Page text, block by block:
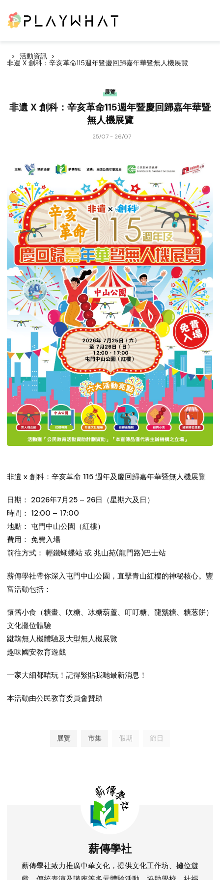
活動資訊
非遺 X 創科：辛亥革命115週年暨慶回歸嘉年華暨無人機展覽
展覽
非遺 X 創科：辛亥革命115週年暨慶回歸嘉年華暨
無人機展覽
25/07 - 26/07
非遺 x 創科：辛亥革命 115 週年及慶回歸嘉年華暨無人機展覽
日期： 2026年7月25 – 26日（星期六及日）
時間： 12:00 – 17:00
地點： 屯門中山公園（紅樓）
費用： 免費入場
前往方式： 輕鐵蝴蝶站 或 兆山苑(龍門路)巴士站
薪傳學社帶你深入屯門中山公園，直擊青山紅樓的神秘核心。豐
富活動包括：
懷舊小食（糖畫、吹糖、冰糖葫蘆、叮叮糖、龍鬚糖、糖葱餅）
文化攤位體驗
蹴鞠無人機體驗及大型無人機展覽
趣味國安教育遊戲
一家大細都啱玩！記得緊貼我哋最新消息！
本活動由公民教育委員會贊助
展覽 市集 假期 節日
薪傳學社
薪傳學社致力推廣中華文化，提供文化工作坊、攤位遊